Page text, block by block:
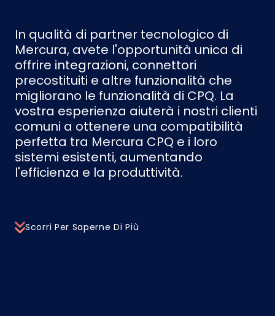
In qualità di partner tecnologico di
Mercura, avete l'opportunità unica di
offrire integrazioni, connettori
precostituiti e altre funzionalità che
migliorano le funzionalità di CPQ. La
vostra esperienza aiuterà i nostri clienti
comuni a ottenere una compatibilità
perfetta tra Mercura CPQ e i loro
sistemi esistenti, aumentando
l'efficienza e la produttività.
Scorri Per Saperne Di Più